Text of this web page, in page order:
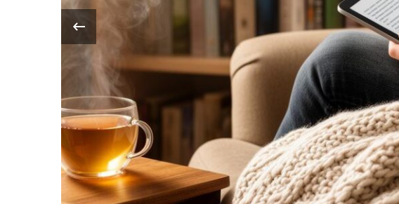
Depuis plusieurs décennies, les
passionnées et captivantes
millions de lectrices à travers le
Aujourd’hui, l’univers de la
connaît …
‹